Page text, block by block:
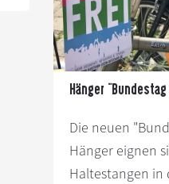
Hänger
Die neuen
Hänger eignen
Haltestangen in